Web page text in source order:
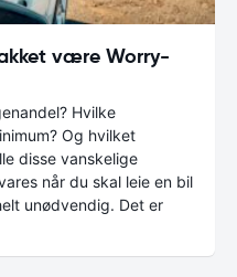
være Worry-
Hvilke
Og hvilket
disse vanskelige
når du skal leie en bil
unødvendig. Det er